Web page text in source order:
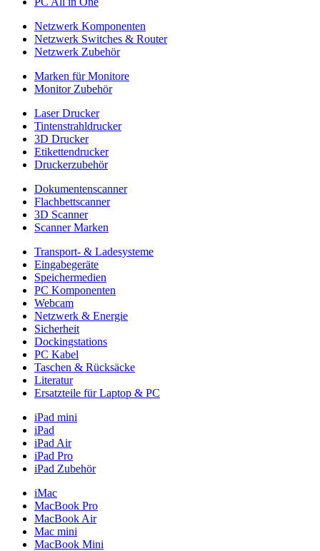
Netzwerk Komponenten
Netzwerk Switches & Router
Netzwerk Zubehör
Marken für Monitore
Monitor Zubehör
Laser Drucker
Tintenstrahldrucker
3D Drucker
Etikettendrucker
Druckerzubehör
Dokumentenscanner
Flachbettscanner
3D Scanner
Scanner Marken
Transport- & Ladesysteme
Eingabegeräte
Speichermedien
PC Komponenten
Webcam
Netzwerk & Energie
Sicherheit
Dockingstations
PC Kabel
Taschen & Rücksäcke
Literatur
Ersatzteile für Laptop & PC
iPad mini
iPad
iPad Air
iPad Pro
iPad Zubehör
iMac
MacBook Pro
MacBook Air
Mac mini
MacBook Mini